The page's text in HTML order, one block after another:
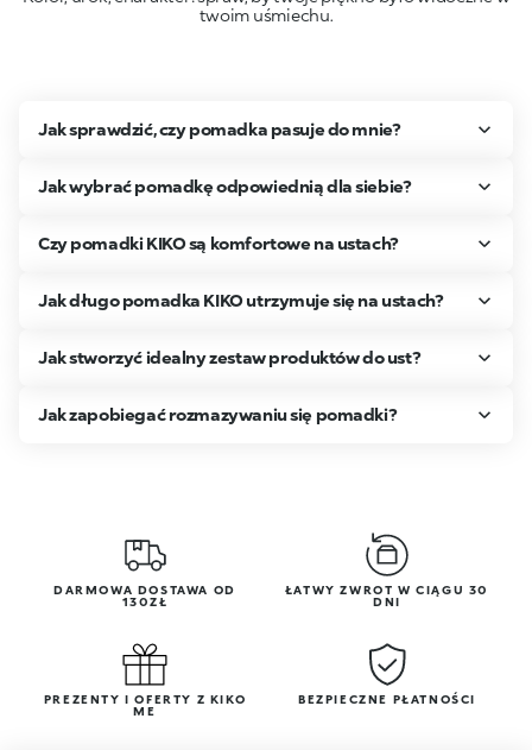
twoim uśmiechu.
Jak sprawdzić, czy pomadka pasuje do mnie?
Jak wybrać pomadkę odpowiednią dla siebie?
Czy pomadki KIKO są komfortowe na ustach?
Jak długo pomadka KIKO utrzymuje się na ustach?
Jak stworzyć idealny zestaw produktów do ust?
Jak zapobiegać rozmazywaniu się pomadki?
DARMOWA DOSTAWA OD
130ZŁ
ŁATWY ZWROT W CIĄGU 30
DNI
PREZENTY I OFERTY Z KIKO
ME
BEZPIECZNE PŁATNOŚCI